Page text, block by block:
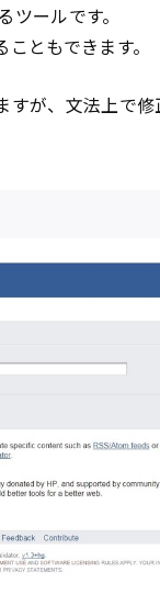
ールです。
ともできます。
が、文法上で